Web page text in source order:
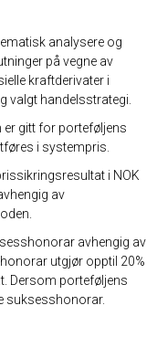
analysere og
på vegne av
kraftderivater i
valgt handelsstrategi.
gitt for porteføljens
i systempris.
i NOK
av
avhengig av
utgjør opptil 20%
Dersom porteføljens
suksesshonorar.